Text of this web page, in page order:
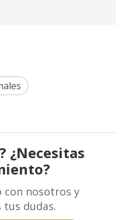
¿Necesitas
con nosotros y
tus dudas.